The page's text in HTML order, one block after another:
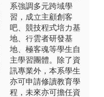
系強調多元跨域學
習，成立主顧創客
吧、競技程式培力基
地、行雲者研發基
地、極客魂等學生自
主學習團體。除了資
訊專業外，本系學生
亦可申請修讀教育學
程，未來亦可擔任資